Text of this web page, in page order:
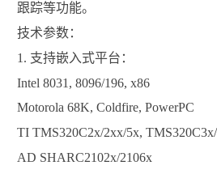
跟踪等功能。
技术参数：
1. 支持嵌入式平台：
Intel 8031, 8096/196, x86
Motorola 68K, Coldfire, PowerPC
TI TMS320C2x/2xx/5x,
AD SHARC2102x/2106x